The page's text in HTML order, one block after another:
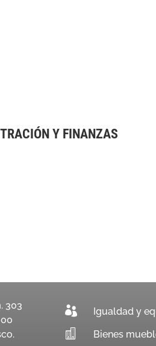
Y FINANZAS
303
 Igualdad y
 Bienes